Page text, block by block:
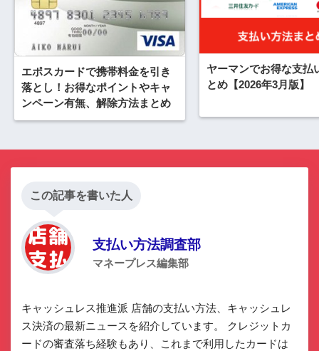
エポスカードで携帯料金を引き
落とし！お得なポイントやキャ
ンペーン有無、解除方法まとめ
ヤーマンでお得な支払
とめ【2026年3月版】
この記事を書いた人
支払い方法調査部
マネープレス編集部
キャッシュレス推進派 店舗の支払い方法、キャッシュレ
ス決済の最新ニュースを紹介しています。 クレジットカ
ードの審査落ち経験もあり、これまで利用したカードは